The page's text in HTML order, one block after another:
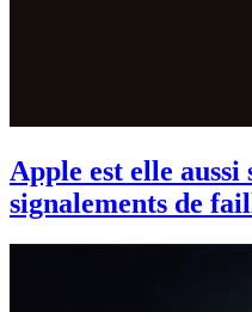
Apple est elle aussi
signalements de